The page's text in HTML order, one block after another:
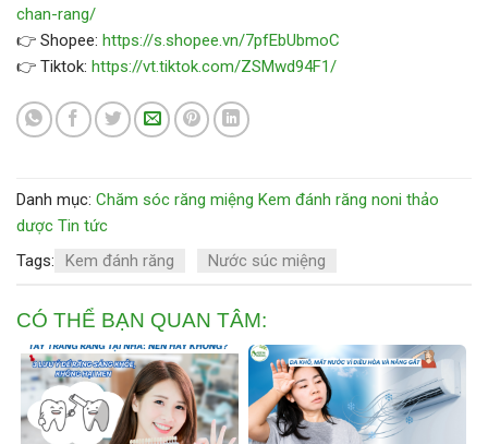
chan-rang/
👉 Shopee: https://s.shopee.vn/7pfEbUbmoC
👉 Tiktok: https://vt.tiktok.com/ZSMwd94F1/
Danh mục: Chăm sóc răng miệng Kem đánh răng noni thảo
dược Tin tức
Tags:
Kem đánh răng Nước súc miệng
CÓ THỂ BẠN QUAN TÂM: